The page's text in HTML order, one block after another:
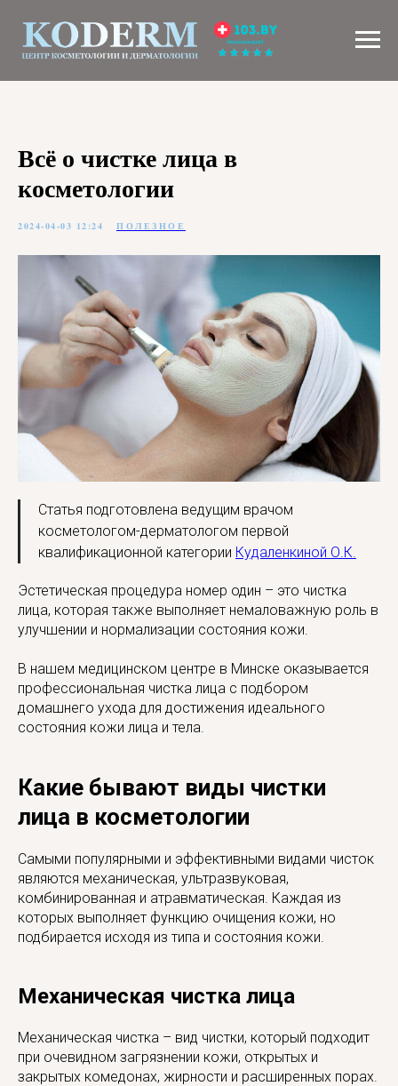
Всё о чистке лица в
косметологии
2024-04-03 12:24 ПОЛЕЗНОЕ
Статья подготовлена ведущим врачом
косметологом-дерматологом первой
квалификационной категории Кудаленкиной О.К.
Эстетическая процедура номер один – это чистка
лица, которая также выполняет немаловажную роль в
улучшении и нормализации состояния кожи.
В нашем медицинском центре в Минске оказывается
профессиональная чистка лица с подбором
домашнего ухода для достижения идеального
состояния кожи лица и тела.
Какие бывают виды чистки
лица в косметологии
Самыми популярными и эффективными видами чисток
являются механическая, ультразвуковая,
комбинированная и атравматическая. Каждая из
которых выполняет функцию очищения кожи, но
подбирается исходя из типа и состояния кожи.
Механическая чистка лица
Механическая чистка – вид чистки, который подходит
при очевидном загрязнении кожи, открытых и
закрытых комедонах, жирности и расширенных порах.